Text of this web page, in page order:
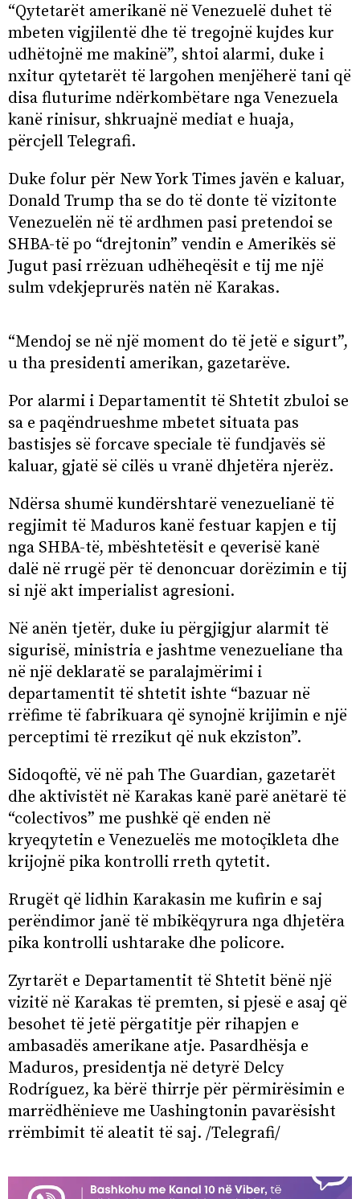
“Qytetarët amerikanë në Venezuelë duhet të
mbeten vigjilentë dhe të tregojnë kujdes kur
udhëtojnë me makinë”, shtoi alarmi, duke i
nxitur qytetarët të largohen menjëherë tani që
disa fluturime ndërkombëtare nga Venezuela
kanë rinisur, shkruajnë mediat e huaja,
përcjell Telegrafi.
Duke folur për New York Times javën e kaluar,
Donald Trump tha se do të donte të vizitonte
Venezuelën në të ardhmen pasi pretendoi se
SHBA-të po “drejtonin” vendin e Amerikës së
Jugut pasi rrëzuan udhëheqësit e tij me një
sulm vdekjeprurës natën në Karakas.
“Mendoj se në një moment do të jetë e sigurt”,
u tha presidenti amerikan, gazetarëve.
Por alarmi i Departamentit të Shtetit zbuloi se
sa e paqëndrueshme mbetet situata pas
bastisjes së forcave speciale të fundjavës së
kaluar, gjatë së cilës u vranë dhjetëra njerëz.
Ndërsa shumë kundërshtarë venezuelianë të
regjimit të Maduros kanë festuar kapjen e tij
nga SHBA-të, mbështetësit e qeverisë kanë
dalë në rrugë për të denoncuar dorëzimin e tij
si një akt imperialist agresioni.
Në anën tjetër, duke iu përgjigjur alarmit të
sigurisë, ministria e jashtme venezueliane tha
në një deklaratë se paralajmërimi i
departamentit të shtetit ishte “bazuar në
rrëfime të fabrikuara që synojnë krijimin e një
perceptimi të rrezikut që nuk ekziston”.
Sidoqoftë, vë në pah The Guardian, gazetarët
dhe aktivistët në Karakas kanë parë anëtarë të
“colectivos” me pushkë që enden në
kryeqytetin e Venezuelës me motoçikleta dhe
krijojnë pika kontrolli rreth qytetit.
Rrugët që lidhin Karakasin me kufirin e saj
perëndimor janë të mbikëqyrura nga dhjetëra
pika kontrolli ushtarake dhe policore.
Zyrtarët e Departamentit të Shtetit bënë një
vizitë në Karakas të premten, si pjesë e asaj që
besohet të jetë përgatitje për rihapjen e
ambasadës amerikane atje. Pasardhësja e
Maduros, presidentja në detyrë Delcy
Rodríguez, ka bërë thirrje për përmirësimin e
marrëdhënieve me Uashingtonin pavarësisht
rrëmbimit të aleatit të saj. /Telegrafi/